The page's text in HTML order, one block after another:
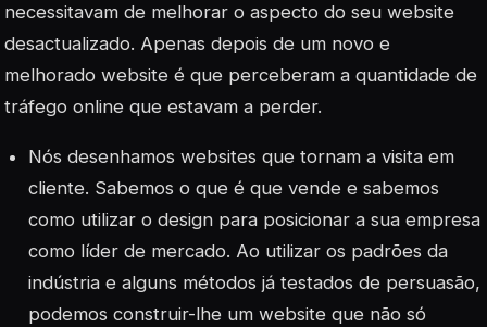
necessitavam de melhorar o aspecto do seu website
desactualizado. Apenas depois de um novo e
melhorado website é que perceberam a quantidade de
tráfego online que estavam a perder.
Nós desenhamos websites que tornam a visita em
cliente. Sabemos o que é que vende e sabemos
como utilizar o design para posicionar a sua empresa
como líder de mercado. Ao utilizar os padrões da
indústria e alguns métodos já testados de persuasão,
podemos construir-lhe um website que não só